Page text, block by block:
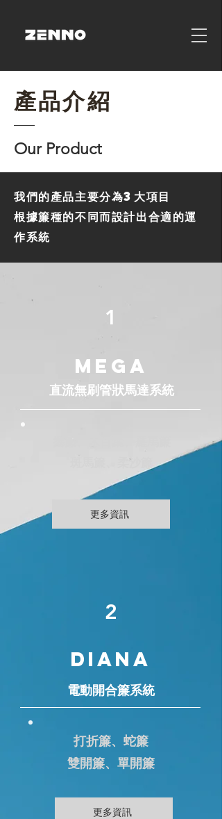
產品介紹
Our Product
我們的產品主要分為3大項目
根據簾種的不同而設計出合適的運
作系統
MEGA
直流無刷管狀馬達系統
斑馬簾、柔沙簾
更多資訊
1
DIANA
電動開合簾系統
打折簾、蛇簾
雙開簾、單開簾
更多資訊
2